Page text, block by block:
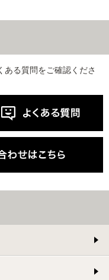
ある質問をご確認くださ